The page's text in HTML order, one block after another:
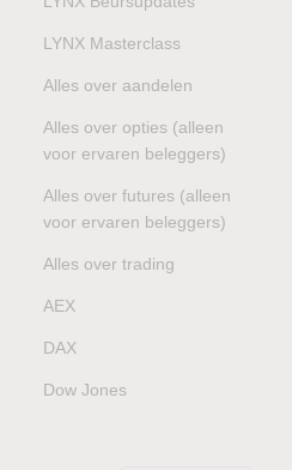
LYNX Masterclass
Alles over aandelen
Alles over opties (alleen
voor ervaren beleggers)
Alles over futures (alleen
voor ervaren beleggers)
Alles over trading
AEX
DAX
Dow Jones